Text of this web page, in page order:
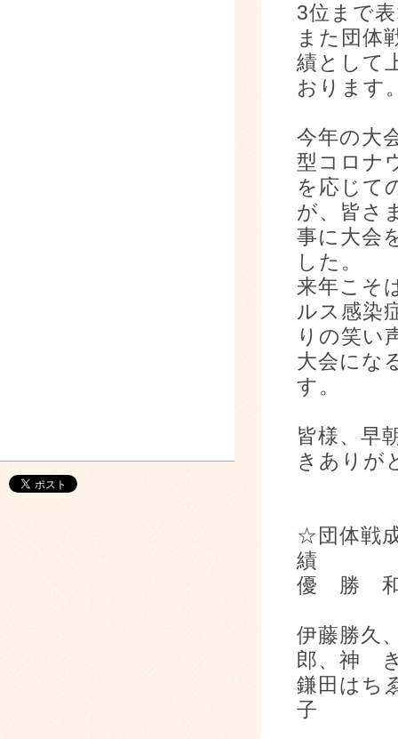
3位まで
また団体
績として
おります
今年の大
型コロナ
を応じて
が、皆さ
事に大会
した。
来年こそ
ルス感染
りの笑い
大会にな
す。
皆様、早
きありが
☆団体戦
優 勝 和
伊藤勝久
郎、神
鎌田はち